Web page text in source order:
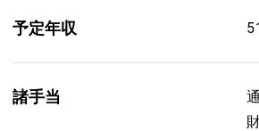
予定年収
諸手当